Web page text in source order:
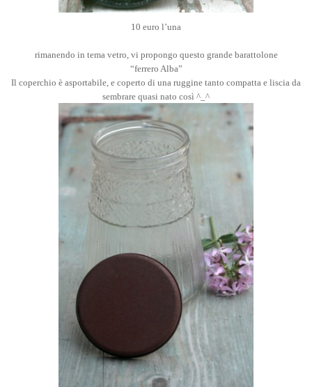
10 euro l’una
rimanendo in tema vetro, vi propongo questo grande barattolone
“ferrero Alba”
Il coperchio è asportabile, e coperto di una ruggine tanto compatta e liscia da
sembrare quasi nato così ^_^